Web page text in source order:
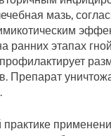
мазь,
ранних этапах
Препарат